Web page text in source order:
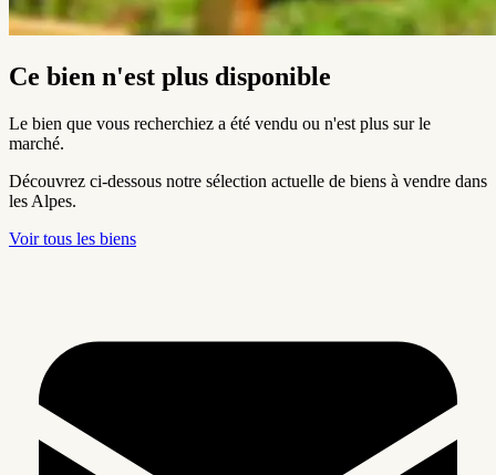
Ce bien n'est plus disponible
Le bien que vous recherchiez a été vendu ou n'est plus sur le
marché.
Découvrez ci-dessous notre sélection actuelle de biens à vendre dans
les Alpes.
Voir tous les biens